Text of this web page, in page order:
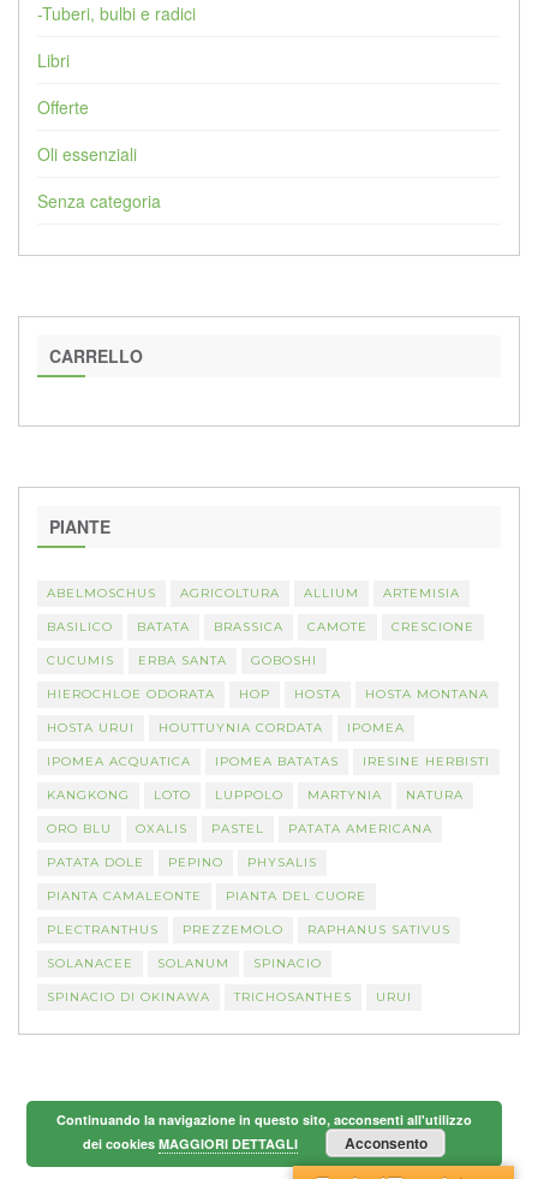
-Tuberi, bulbi e radici
Libri
Offerte
Oli essenziali
Senza categoria
CARRELLO
PIANTE
ABELMOSCHUS AGRICOLTURA ALLIUM ARTEMISIA
BASILICO BATATA BRASSICA CAMOTE CRESCIONE
CUCUMIS ERBA SANTA GOBOSHI
HIEROCHLOE ODORATA HOP HOSTA HOSTA MONTANA
HOSTA URUI HOUTTUYNIA CORDATA IPOMEA
IPOMEA ACQUATICA IPOMEA BATATAS IRESINE HERBISTI
KANGKONG LOTO LUPPOLO MARTYNIA NATURA
ORO BLU OXALIS PASTEL PATATA AMERICANA
PATATA DOLE PEPINO PHYSALIS
PIANTA CAMALEONTE PIANTA DEL CUORE
PLECTRANTHUS PREZZEMOLO RAPHANUS SATIVUS
SOLANACEE SOLANUM SPINACIO
SPINACIO DI OKINAWA TRICHOSANTHES URUI
Continuando la navigazione in questo sito, acconsenti all'utilizzo
dei cookiesMAGGIORI DETTAGLI Acconsento